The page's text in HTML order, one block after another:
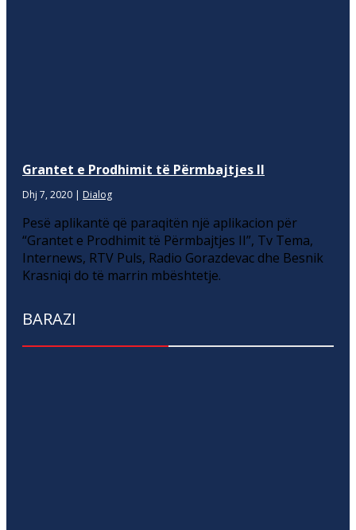
Grantet e Prodhimit të Përmbajtjes II
Dhj 7, 2020 | Dialog
Pesë aplikantë që paraqitën një aplikacion për
“Grantet e Prodhimit të Përmbajtjes II”, Tv Tema,
Internews, RTV Puls, Radio Gorazdevac dhe Besnik
Krasniqi do të marrin mbështetje.
BARAZI